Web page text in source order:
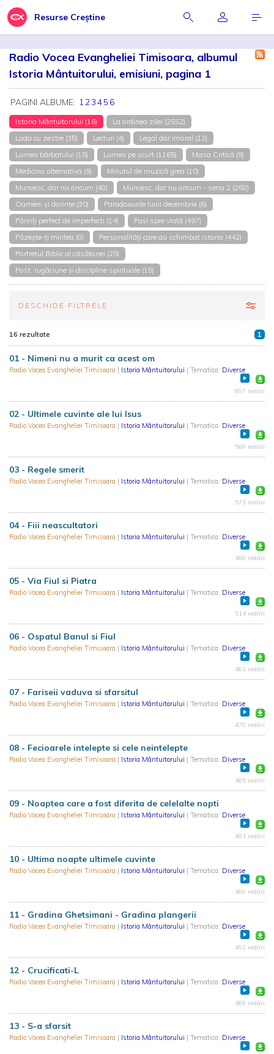
Resurse Creștine
Radio Vocea Evangheliei Timisoara, albumul
Istoria Mântuitorului, emisiuni, pagina 1
PAGINI ALBUME: 12345 6
Istoria Mântuitorului (16)
La ordinea zilei (2552)
Lada cu zestre (35)
Lecturi (4)
Legal dar imoral (12)
Lumea bărbatului (15)
Lumea pe scurt (1165)
Masa Critică (9)
Medicina alternativa (9)
Minutul de muzică grea (10)
Muncesc, dar nu oricum (48)
Muncesc, dar nu oricum - seria 2 (258)
Oameni și dorințe (30)
Paradoxurile lunii decembrie (6)
Părinți perfect de imperfecți (14)
Pași spre viață (497)
Păzește-ți mintea (8)
Personalități care au schimbat istoria (442)
Portretul Biblic al căsătoriei (25)
Post, rugăciune și discipline spirituale (15)
DESCHIDE FILTRELE
16 rezultate 1
01 - Nimeni nu a murit ca acest om
Radio Vocea Evangheliei Timisoara | Istoria Mântuitorului | Tematica: Diverse
697 redări
02 - Ultimele cuvinte ale lui Isus
Radio Vocea Evangheliei Timisoara | Istoria Mântuitorului | Tematica: Diverse
500 redări
03 - Regele smerit
Radio Vocea Evangheliei Timisoara | Istoria Mântuitorului | Tematica: Diverse
573 redări
04 - Fiii neascultatori
Radio Vocea Evangheliei Timisoara | Istoria Mântuitorului | Tematica: Diverse
468 redări
05 - Via Fiul si Piatra
Radio Vocea Evangheliei Timisoara | Istoria Mântuitorului | Tematica: Diverse
514 redări
06 - Ospatul Banul si Fiul
Radio Vocea Evangheliei Timisoara | Istoria Mântuitorului | Tematica: Diverse
463 redări
07 - Fariseii vaduva si sfarsitul
Radio Vocea Evangheliei Timisoara | Istoria Mântuitorului | Tematica: Diverse
470 redări
08 - Fecioarele intelepte si cele neintelepte
Radio Vocea Evangheliei Timisoara | Istoria Mântuitorului | Tematica: Diverse
465 redări
09 - Noaptea care a fost diferita de celelalte nopti
Radio Vocea Evangheliei Timisoara | Istoria Mântuitorului | Tematica: Diverse
481 redări
10 - Ultima noapte ultimele cuvinte
Radio Vocea Evangheliei Timisoara | Istoria Mântuitorului | Tematica: Diverse
469 redări
11 - Gradina Ghetsimani - Gradina plangerii
Radio Vocea Evangheliei Timisoara | Istoria Mântuitorului | Tematica: Diverse
492 redări
12 - Crucificati-L
Radio Vocea Evangheliei Timisoara | Istoria Mântuitorului | Tematica: Diverse
468 redări
13 - S-a sfarsit
Radio Vocea Evangheliei Timisoara | Istoria Mântuitorului | Tematica: Diverse